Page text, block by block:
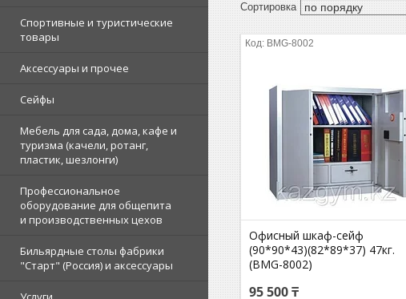
Спортивные и туристические
товары
Аксессуары и прочее
Сейфы
Мебель для сада, дома, кафе и
туризма (качели, ротанг,
пластик, шезлонги)
Профессиональное
оборудование для общепита
и производственных цехов
Бильярдные столы фабрики
"Cтарт" (Россия) и аксессуары
BMG-8002
Офисный шкаф-сейф
(90*90*43)(82*89*37) 47кг.
(BMG-8002)
95 500 ₸